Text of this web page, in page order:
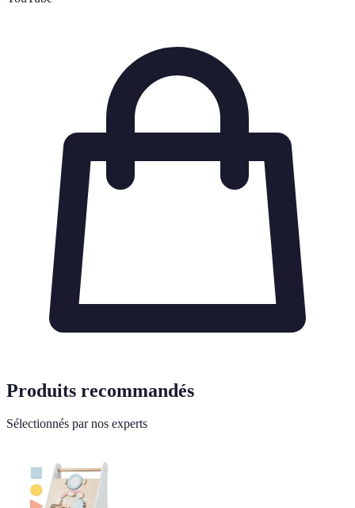
Produits recommandés
Sélectionnés par nos experts